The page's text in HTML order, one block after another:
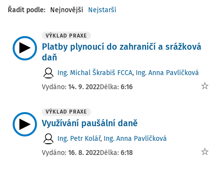
Řadit podle: Nejnovější Nejstarší
VÝKLAD PRAXE
Platby plynoucí do zahraničí a srážková
daň
Ing. Michal Škrabiš FCCA, Ing. Anna Pavlíčková
Vydáno: 14. 9. 2022Délka: 6:16
VÝKLAD PRAXE
Využívání paušální daně
Ing. Petr Kolář, Ing. Anna Pavlíčková
Vydáno: 16. 8. 2022Délka: 6:18